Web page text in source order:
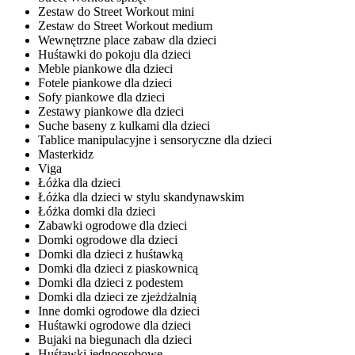
Zestaw do Street Workout mini
Zestaw do Street Workout medium
Wewnętrzne place zabaw dla dzieci
Huśtawki do pokoju dla dzieci
Meble piankowe dla dzieci
Fotele piankowe dla dzieci
Sofy piankowe dla dzieci
Zestawy piankowe dla dzieci
Suche baseny z kulkami dla dzieci
Tablice manipulacyjne i sensoryczne dla dzieci
Masterkidz
Viga
Łóżka dla dzieci
Łóżka dla dzieci w stylu skandynawskim
Łóżka domki dla dzieci
Zabawki ogrodowe dla dzieci
Domki ogrodowe dla dzieci
Domki dla dzieci z huśtawką
Domki dla dzieci z piaskownicą
Domki dla dzieci z podestem
Domki dla dzieci ze zjeżdżalnią
Inne domki ogrodowe dla dzieci
Huśtawki ogrodowe dla dzieci
Bujaki na biegunach dla dzieci